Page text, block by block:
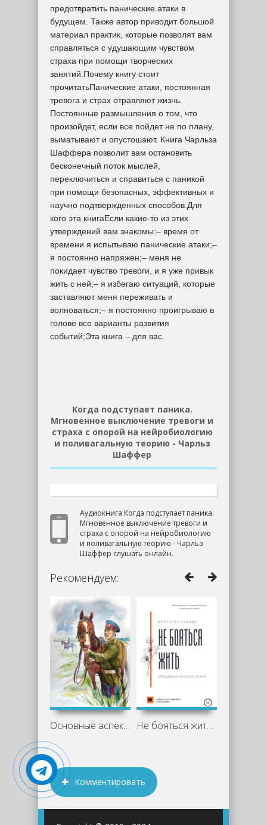
предотвратить панические атаки в
будущем. Также автор приводит большой
материал практик, которые позволят вам
справляться с удушающим чувством
страха при помощи творческих
занятий.Почему книгу стоит
прочитатьПанические атаки, постоянная
тревога и страх отравляют жизнь.
Постоянные размышления о том, что
произойдет, если все пойдет не по плану,
выматывают и опустошают. Книга Чарльза
Шаффера позволит вам остановить
бесконечный поток мыслей,
переключиться и справиться с паникой
при помощи безопасных, эффективных и
научно подтвержденных способов.Для
кого эта книгаЕсли какие-то из этих
утверждений вам знакомы:– время от
времени я испытываю панические атаки;–
я постоянно напряжен;– меня не
покидает чувство тревоги, и я уже привык
жить с ней;– я избегаю ситуаций, которые
заставляют меня переживать и
волноваться;– я постоянно проигрываю в
голове все варианты развития
событий;Эта книга – для вас.
Когда подступает паника.
Мгновенное выключение тревоги и
страха с опорой на нейробиологию
и поливагальную теорию - Чарльз
Шаффер
Аудиокнига Когда подступает паника.
Мгновенное выключение тревоги и
страха с опорой на нейробиологию
и поливагальную теорию - Чарльз
Шаффер слушать онлайн.
Рекомендуем:
Основные аспекты романа «Казачий крест» Не бояться жить. Прощай, паническая
Комментировать